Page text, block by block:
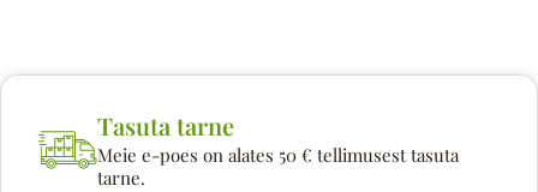
Tasuta tarne
Meie e-poes on alates 50 € tellimusest tasuta
tarne.